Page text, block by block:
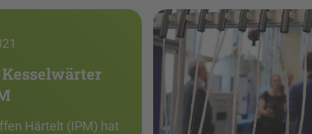
Härtelt (IPM) hat